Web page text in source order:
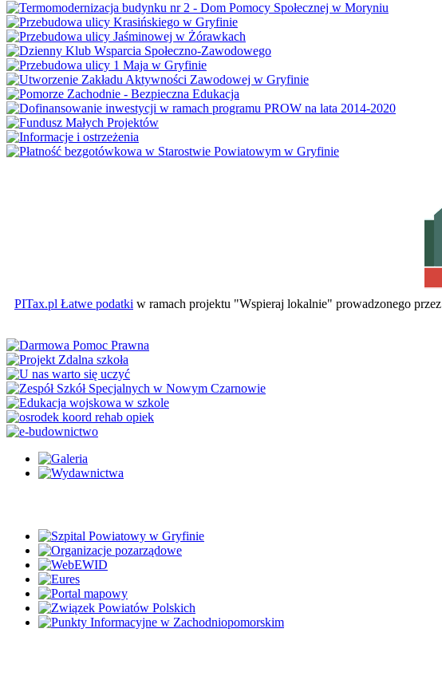
PITax.pl Łatwe podatki w ramach projektu "Wspieraj lokalnie" prowadzonego przez